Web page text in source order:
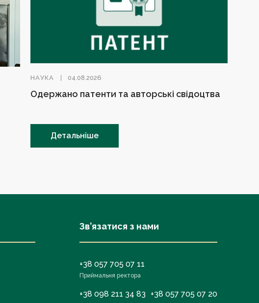
НАУКА 04.08.2026
Одержано патенти та авторські свідоцтва
Детальніше
Зв’язатися з нами
+38 057 705 07 11
Приймальня ректора
+38 098 211 34 83 +38 057 705 07 20